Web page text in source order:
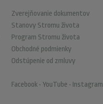
Zverejňovanie dokumentov
Stanovy Stromu života
Program Stromu života
Obchodné podmienky
Odstúpenie od zmluvy
Facebook • YouTube • Instagram